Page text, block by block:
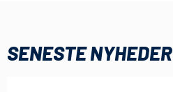
SENESTE NYHEDER